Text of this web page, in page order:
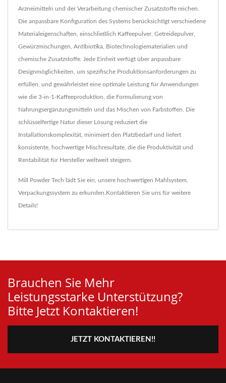
Arzneimitteln und der Verarbeitung chemischer Zusatzstoffe reichen.
Die anpassbare Konfiguration des Systems berücksichtigt verschiedene
Materialeigenschaften, einschließlich Kaffeepulver, Getreidepulver,
Gewürzmischungen, Antibiotika, Biotechnologiematerialien und
chemische Zusatzstoffe. Jede Einheit verfügt über anpassbare
Designmöglichkeiten, um spezifische Produktionsanforderungen zu
erfüllen, und gewährleistet eine optimale Leistung für Anwendungen
wie die 3-in-1-Kaffeeproduktion, die Formulierung von
Nahrungsergänzungsmitteln und das Mischen von Farbstoffen. Die
schlüsselfertige Natur dieser Lösung reduziert die
Installationskomplexität, minimiert den Platzbedarf und liefert
konsistente, hochwertige Mischresultate, die die Produktivität und
Rentabilität für Hersteller weltweit steigern.
Mill Powder Tech lädt Sie ein, unsere hochwertigen Mahlsystem
Verpackungssystem zu erkunden. Kontaktieren Sie uns für weitere
Details!
Brauchen Sie Mehr
Leistungsstarke Unterstützung?
Bitte Jetzt Kontaktieren!
JETZT KONTAKTIEREN!!